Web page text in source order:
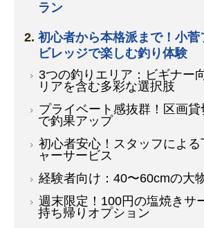
ラン
初心者から本格派まで！小菅
ビレッジで楽しむ釣り体験
3つの釣りエリア：ビギナー
リアを含む多彩な選択肢
プライベート感抜群！区画
で釣果アップ
初心者安心！スタッフによ
ャーサービス
経験者向け：40〜60cmの大
週末限定！100円の塩焼きサ
持ち帰りオプション